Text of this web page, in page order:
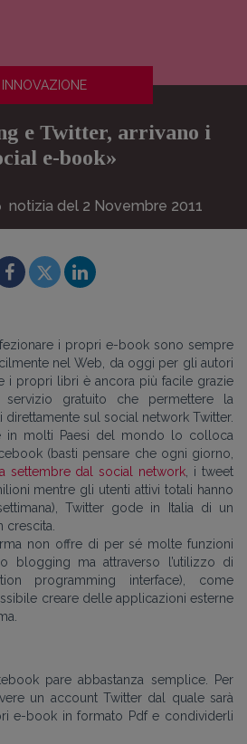
INNOVAZIONE
e Twitter, arrivano i
e-book»
notizia del 2 Novembre 2011
i propri e-book sono sempre
nel Web, da oggi per gli autori
i propri libri è ancora più facile grazie
gratuito che permettere la
sul social network Twitter.
in molti Paesi del mondo lo colloca
(basti pensare che ogni giorno,
settembre dal social network , i tweet
mentre gli utenti attivi totali hanno
Twitter gode in Italia di un
crescita.
non offre di per sé molte funzioni
blogging ma attraverso l’utilizzo di
programming interface), come
creare delle applicazioni esterne
pare abbastanza semplice. Per
un account Twitter dal quale sarà
e-book in formato Pdf e condividerli